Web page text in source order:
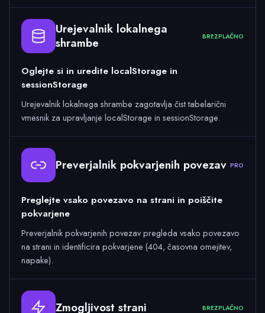
Urejevalnik lokalnega
shrambe
BREZPLAČNO
Oglejte si in uredite localStorage in
sessionStorage
Urejevalnik lokalnega shrambe zagotavlja čist tabelarični
vmesnik za upravljanje localStorage in sessionStorage.
Preverjalnik pokvarjenih povezav PRO
Preglejte vsako povezavo na strani in poiščite
pokvarjene
Preverjalnik pokvarjenih povezav pregleda vsako povezavo
na strani in identificira pokvarjene (404, časovna omejitev,
napake).
Zmogljivost strani BREZPLAČNO